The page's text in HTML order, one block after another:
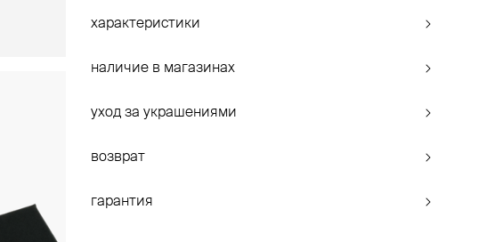
характеристики
наличие в магазинах
уход за украшениями
возврат
гарантия